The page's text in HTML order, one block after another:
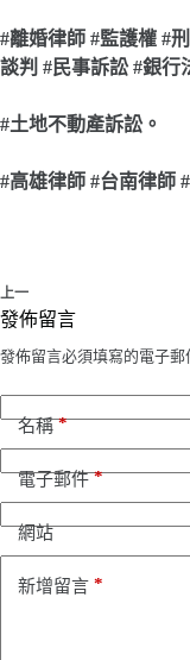
#離婚律師 #監護權 #
談判 #民事訴訟 #銀行
#土地不動產訴訟。
#高雄律師 #台南律師
上一
發佈留言
發佈留言必須填寫的電子郵
名稱*
電子郵件*
網站
新增留言 *